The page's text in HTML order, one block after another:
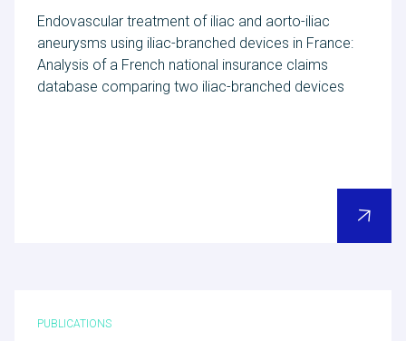
Endovascular treatment of iliac and aorto-iliac
aneurysms using iliac-branched devices in France:
Analysis of a French national insurance claims
database comparing two iliac-branched devices
PUBLICATIONS